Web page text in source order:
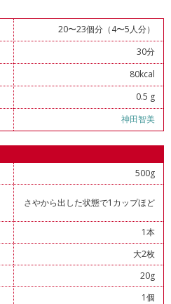
20〜23個分（4〜5人分）
30分
80kcal
0.5 g
神田智美
500g
さやから出した状態で1カップほど
1本
大2枚
20g
1個